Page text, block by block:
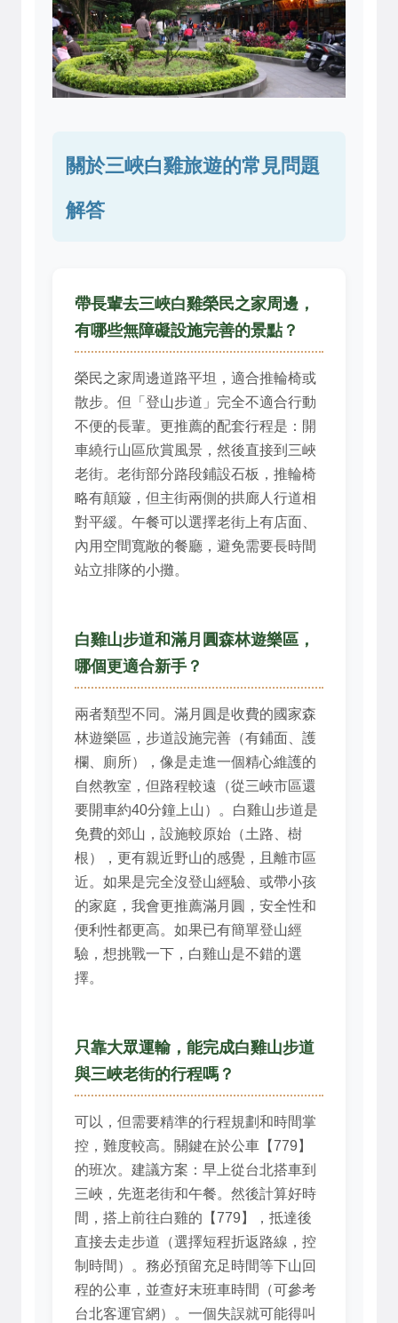
關於三峽白雞旅遊的常見問題
解答
帶長輩去三峽白雞榮民之家周邊，
有哪些無障礙設施完善的景點？
榮民之家周邊道路平坦，適合推輪椅或
散步。但「登山步道」完全不適合行動
不便的長輩。更推薦的配套行程是：開
車繞行山區欣賞風景，然後直接到三峽
老街。老街部分路段鋪設石板，推輪椅
略有顛簸，但主街兩側的拱廊人行道相
對平緩。午餐可以選擇老街上有店面、
內用空間寬敞的餐廳，避免需要長時間
站立排隊的小攤。
白雞山步道和滿月圓森林遊樂區，
哪個更適合新手？
兩者類型不同。滿月圓是收費的國家森
林遊樂區，步道設施完善（有鋪面、護
欄、廁所），像是走進一個精心維護的
自然教室，但路程較遠（從三峽市區還
要開車約40分鐘上山）。白雞山步道是
免費的郊山，設施較原始（土路、樹
根），更有親近野山的感覺，且離市區
近。如果是完全沒登山經驗、或帶小孩
的家庭，我會更推薦滿月圓，安全性和
便利性都更高。如果已有簡單登山經
驗，想挑戰一下，白雞山是不錯的選
擇。
只靠大眾運輸，能完成白雞山步道
與三峽老街的行程嗎？
可以，但需要精準的行程規劃和時間掌
控，難度較高。關鍵在於公車【779】
的班次。建議方案：早上從台北搭車到
三峽，先逛老街和午餐。然後計算好時
間，搭上前往白雞的【779】，抵達後
直接去走步道（選擇短程折返路線，控
制時間）。務必預留充足時間等下山回
程的公車，並查好末班車時間（可參考
台北客運官網）。一個失誤就可能得叫